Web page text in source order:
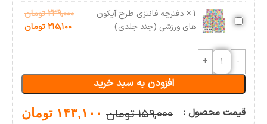
دفترچه
فانتزی
طرح
آیکون
های
جلدی)
1
× دفترچه فانتزی طرح آیکون
های ورزشی (چند جلدی)
۲۳۹,۰۰۰تومان
۲۱۵,۱۰۰تومان
افزودن به سبد خرید
قیمت محصول : ۱۵۹,۰۰۰ تومان ۱۴۳,۱۰۰ تومان